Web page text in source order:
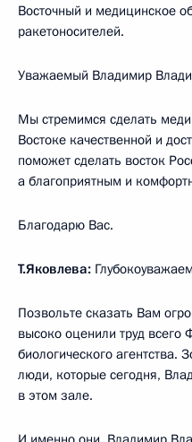
Восточный и медицинское
ракетоносителей.
Уважаемый Владимир
Мы стремимся сделать
Востоке качественной и
поможет сделать восток
а благоприятным и
Благодарю Вас.
Т.Яковлева:
Позвольте сказать Вам
высоко оценили труд всего
биологического агентства.
люди, которые сегодня,
в этом зале.